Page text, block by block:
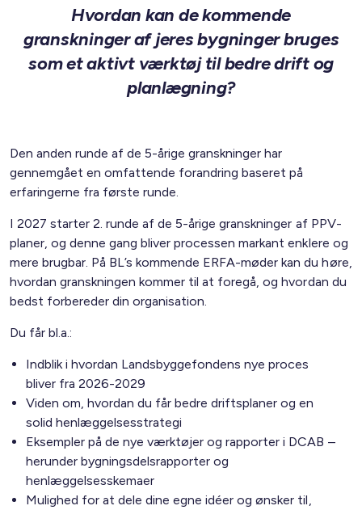
Hvordan kan de kommende
granskninger af jeres bygninger bruges
som et aktivt værktøj til bedre drift og
planlægning?
Den anden runde af de 5-årige granskninger har
gennemgået en omfattende forandring baseret på
erfaringerne fra første runde.
I 2027 starter 2. runde af de 5-årige granskninger af PPV-
planer, og denne gang bliver processen markant enklere og
mere brugbar. På BL’s kommende ERFA-møder kan du høre,
hvordan granskningen kommer til at foregå, og hvordan du
bedst forbereder din organisation.
Du får bl.a.:
Indblik i hvordan Landsbyggefondens nye proces
bliver fra 2026-2029
Viden om, hvordan du får bedre driftsplaner og en
solid henlæggelsesstrategi
Eksempler på de nye værktøjer og rapporter i DCAB –
herunder bygningsdelsrapporter og
henlæggelsesskemaer
Mulighed for at dele dine egne idéer og ønsker til,